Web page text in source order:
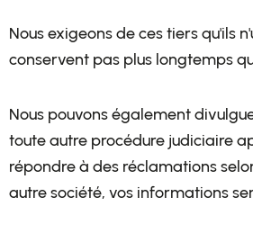
Nous exigeons de ces tiers qu'ils
conservent pas plus longtemps
Nous pouvons également
toute autre procédure judiciaire
répondre à des réclamations
autre société, vos informations